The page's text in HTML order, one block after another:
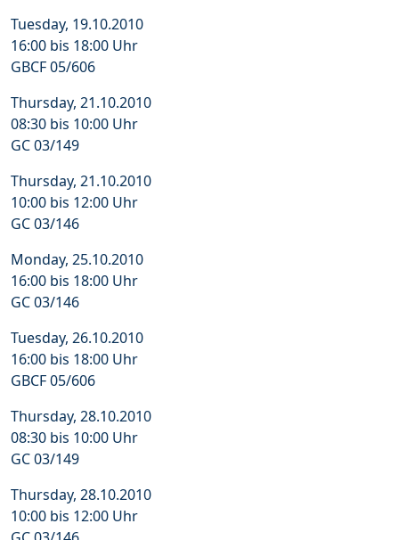
Tuesday, 19.10.2010
16:00 bis 18:00 Uhr
GBCF 05/606
Thursday, 21.10.2010
08:30 bis 10:00 Uhr
GC 03/149
Thursday, 21.10.2010
10:00 bis 12:00 Uhr
GC 03/146
Monday, 25.10.2010
16:00 bis 18:00 Uhr
GC 03/146
Tuesday, 26.10.2010
16:00 bis 18:00 Uhr
GBCF 05/606
Thursday, 28.10.2010
08:30 bis 10:00 Uhr
GC 03/149
Thursday, 28.10.2010
10:00 bis 12:00 Uhr